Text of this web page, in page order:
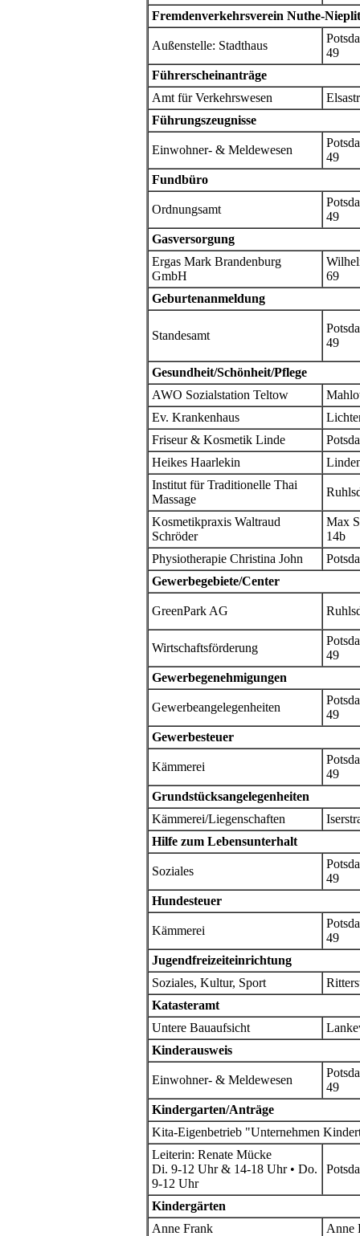
Fremdenverkehrsverein Nuthe-
Außenstelle: Stadthaus
49
Führerscheinanträge
Amt für Verkehrswesen
Führungszeugnisse
Einwohner- & Meldewesen
49
Fundbüro
Ordnungsamt
49
Gasversorgung
Ergas Mark Brandenburg
GmbH
69
Geburtenanmeldung
Standesamt
49
Gesundheit/Schönheit/Pflege
AWO Sozialstation Teltow
Ev. Krankenhaus
Friseur & Kosmetik Linde
Heikes Haarlekin
Institut für Traditionelle Thai
Massage
Kosmetikpraxis Waltraud
Schröder
Max
14b
Physiotherapie Christina John
Gewerbegebiete/Center
GreenPark AG
Wirtschaftsförderung
49
Gewerbegenehmigungen
Gewerbeangelegenheiten
49
Gewerbesteuer
Kämmerei
49
Grundstücksangelegenheiten
Kämmerei/Liegenschaften
Hilfe zum Lebensunterhalt
Soziales
49
Hundesteuer
Kämmerei
49
Jugendfreizeiteinrichtung
Soziales, Kultur, Sport
Katasteramt
Untere Bauaufsicht
Kinderausweis
Einwohner- & Meldewesen
49
Kindergarten/Anträge
Kita-Eigenbetrieb "Unternehmen
Leiterin: Renate Mücke
Di. 9-12 Uhr & 14-18 Uhr • Do.
9-12 Uhr
Kindergärten
Anne Frank
Anne